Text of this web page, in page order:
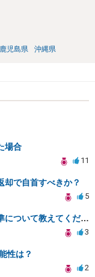
鹿児島県 沖縄県
場合
11
却で自首すべきか？
5
弁護士の意見が異なる場合の信頼基準について教えてください
3
性は？
2